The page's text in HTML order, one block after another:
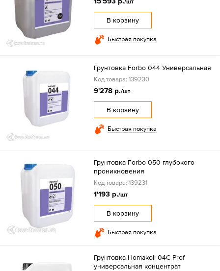
/шт
В корзину
Быстрая покупка
Грунтовка Forbo 044 Универсальная
Код товара: 139230
9'278 р./шт
В корзину
Быстрая покупка
Грунтовка Forbo 050 глубокого
проникновения
Код товара: 139231
1'193 р./шт
В корзину
Быстрая покупка
Грунтовка Homakoll 04C Prof
универсальная концентрат